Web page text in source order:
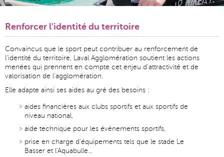
Renforcer l'identité du territoire
Convaincus que le sport peut contribuer au renforcement de
l'identité du territoire, Laval Agglomération soutient les actions
menées qui prennent en compte cet enjeu d'attractivité et de
valorisation de l'agglomération.
Elle adapte ainsi ses aides au gré des besoins :
aides financières aux clubs sportifs et aux sportifs de
niveau national,
aide technique pour les événements sportifs,
prise en charge d'équipements tels que le stade Le
Basser et l'Aquabulle...